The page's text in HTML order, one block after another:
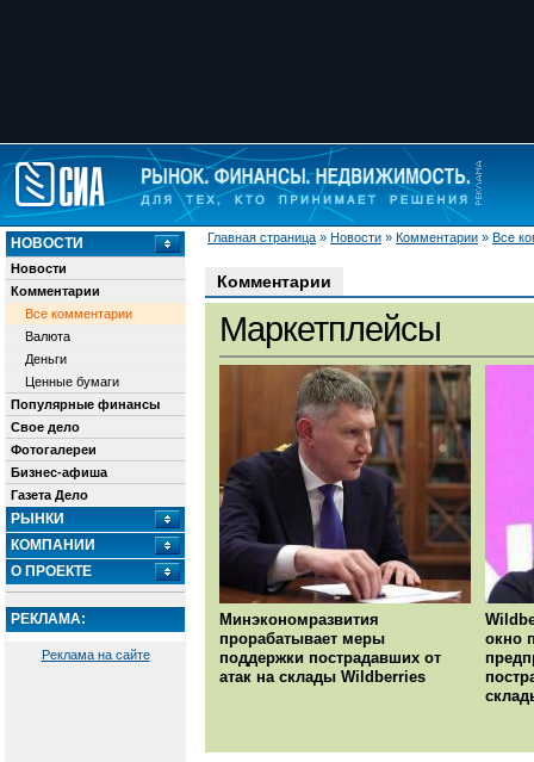
Главная страница » Новости » Комментарии » Все
НОВОСТИ
Новости
Комментарии
Все комментарии
Валюта
Деньги
Ценные бумаги
Популярные финансы
Свое дело
Фотогалереи
Бизнес-афиша
Газета Дело
РЫНКИ
КОМПАНИИ
О ПРОЕКТЕ
РЕКЛАМА:
Реклама на сайте
Комментарии
Маркетплейсы
Минэкономразвития
прорабатывает меры
поддержки пострадавших от
атак на склады Wildberries
окно